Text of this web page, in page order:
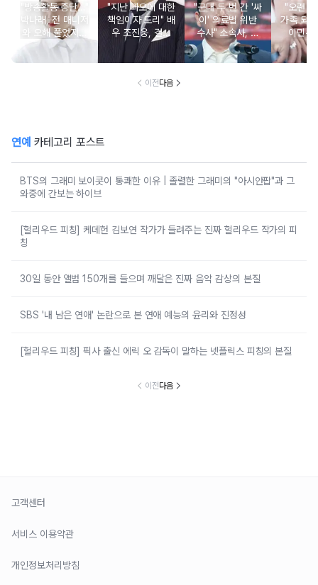
"방송활동 중단…"
박나래, 전 매니저
와 오해 풀었지만
불찰 반성
"지난 과오에 대한
책임이자 도리" 배
우 조진웅, 결국
은퇴 선언
"군대 두 번 간 '싸
이' 의료법 위반
수사" 소속사, 수
면제 대리수령 불
찰...
"오랜
가족 되
이민우
이전다음
연예 카테고리 포스트
BTS의 그래미 보이콧이 통쾌한 이유 | 졸렬한 그래미의 "아시안팝"과 그
와중에 간보는 하이브
[헐리우드 피칭] 케데헌 김보연 작가가 들려주는 진짜 헐리우드 작가의 피
칭
30일 동안 앨범 150개를 들으며 깨달은 진짜 음악 감상의 본질
SBS '내 남은 연애' 논란으로 본 연애 예능의 윤리와 진정성
[헐리우드 피칭] 픽사 출신 에릭 오 감독이 말하는 넷플릭스 피칭의 본질
이전다음
고객센터
서비스 이용약관
개인정보처리방침